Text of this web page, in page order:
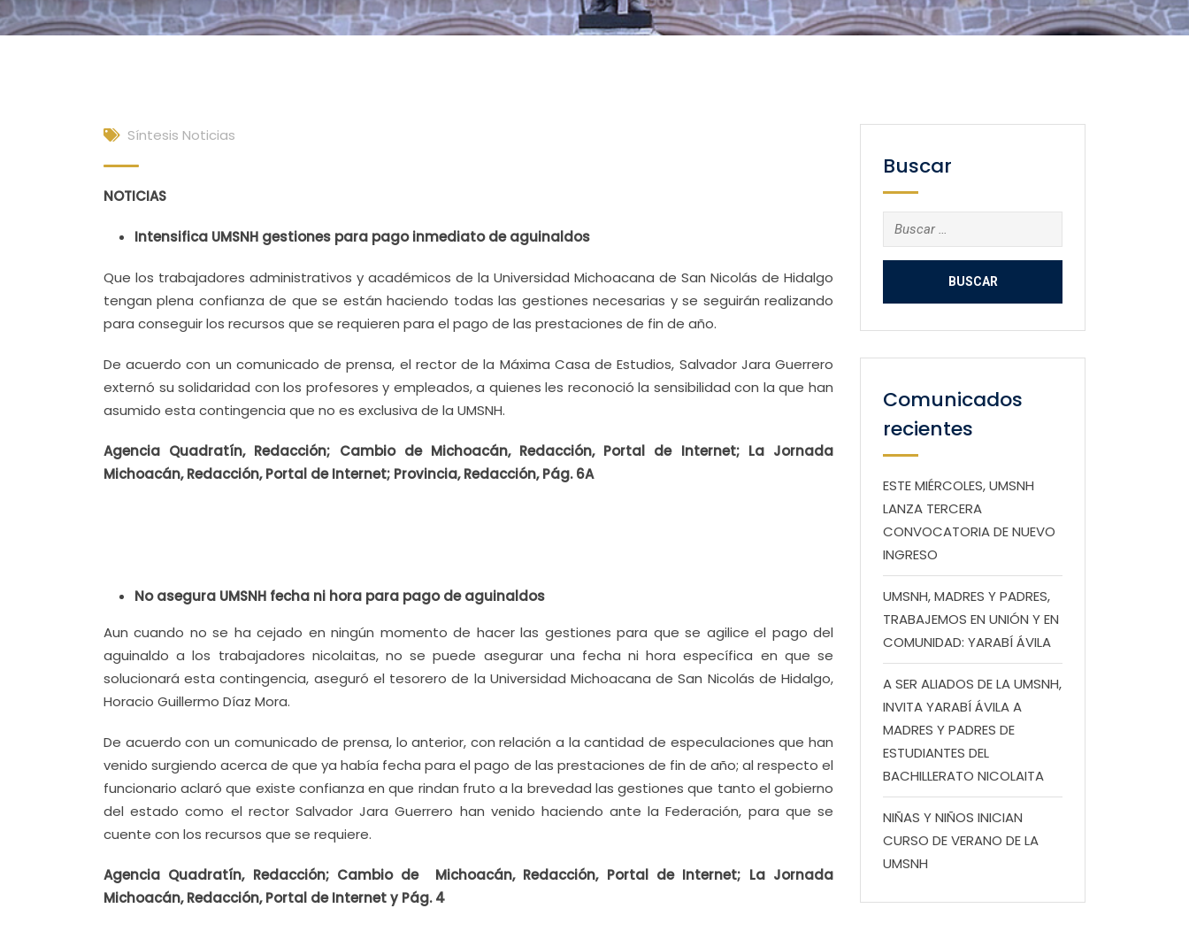
Síntesis Noticias
NOTICIAS
Intensifica UMSNH gestiones para pago inmediato de aguinaldos
Que los trabajadores administrativos y académicos de la Universidad Michoacana de San Nicolás de Hidalgo
tengan plena confianza de que se están haciendo todas las gestiones necesarias y se seguirán realizando
para conseguir los recursos que se requieren para el pago de las prestaciones de fin de año.
De acuerdo con un comunicado de prensa, el rector de la Máxima Casa de Estudios, Salvador Jara Guerrero
externó su solidaridad con los profesores y empleados, a quienes les reconoció la sensibilidad con la que han
asumido esta contingencia que no es exclusiva de la UMSNH.
Agencia Quadratín, Redacción; Cambio de Michoacán, Redacción, Portal de Internet; La Jornada
Michoacán, Redacción, Portal de Internet; Provincia, Redacción, Pág. 6A
No asegura UMSNH fecha ni hora para pago de aguinaldos
Aun cuando no se ha cejado en ningún momento de hacer las gestiones para que se agilice el pago del
aguinaldo a los trabajadores nicolaitas, no se puede asegurar una fecha ni hora específica en que se
solucionará esta contingencia, aseguró el tesorero de la Universidad Michoacana de San Nicolás de Hidalgo,
Horacio Guillermo Díaz Mora.
De acuerdo con un comunicado de prensa, lo anterior, con relación a la cantidad de especulaciones que han
venido surgiendo acerca de que ya había fecha para el pago de las prestaciones de fin de año; al respecto el
funcionario aclaró que existe confianza en que rindan fruto a la brevedad las gestiones que tanto el gobierno
del estado como el rector Salvador Jara Guerrero han venido haciendo ante la Federación, para que se
cuente con los recursos que se requiere.
Agencia Quadratín, Redacción; Cambio de Michoacán, Redacción, Portal de Internet; La Jornada
Michoacán, Redacción, Portal de Internet y Pág. 4
Buscar
Buscar:
Comunicados
recientes
ESTE MIÉRCOLES, UMSNH
LANZA TERCERA
CONVOCATORIA DE NUEVO
INGRESO
UMSNH, MADRES Y PADRES,
TRABAJEMOS EN UNIÓN Y EN
COMUNIDAD: YARABÍ ÁVILA
A SER ALIADOS DE LA UMSNH,
INVITA YARABÍ ÁVILA A
MADRES Y PADRES DE
ESTUDIANTES DEL
BACHILLERATO NICOLAITA
NIÑAS Y NIÑOS INICIAN
CURSO DE VERANO DE LA
UMSNH